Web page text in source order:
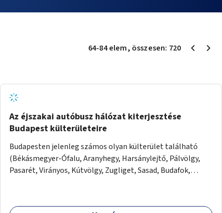
64-84elem, összesen: 720
Az éjszakai autóbusz hálózat kiterjesztése
Budapest külterületeire
Budapesten jelenleg számos olyan külterület található
(Békásmegyer-Ófalu, Aranyhegy, Harsánylejtő, Pálvölgy,
Pasarét, Virányos, Kútvölgy, Zugliget, Sasad, Budafok,
az, hogy ezeket a gyalogtávokat maximum 15-20 percesre